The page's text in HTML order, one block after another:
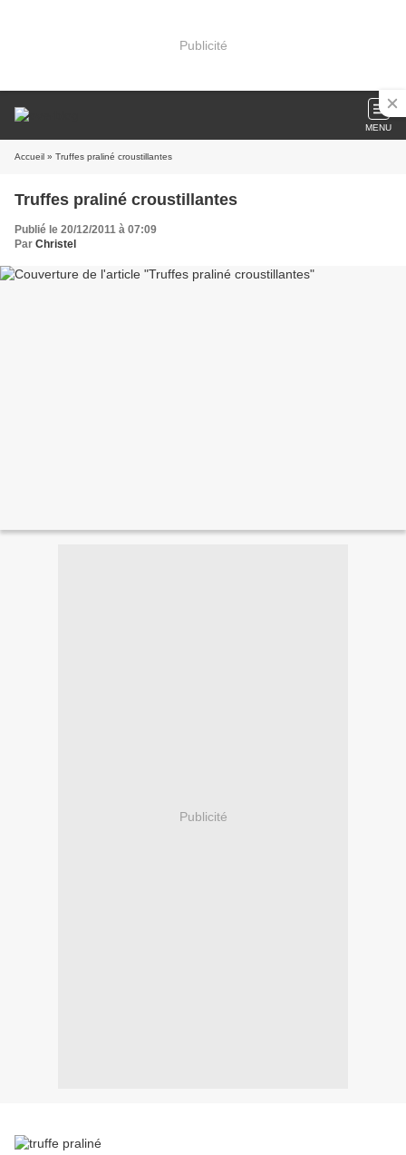
Publicité
MENU
Accueil » Truffes praliné croustillantes
Truffes praliné croustillantes
Publié le 20/12/2011 à 07:09
Par Christel
Publicité